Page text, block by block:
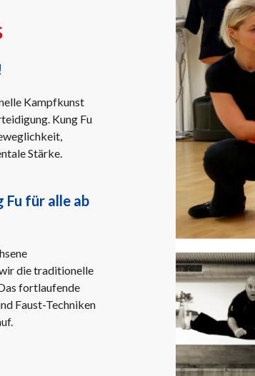
Kampfkunst
Kung Fu
Stärke.
Fu für alle ab
die traditionelle
fortlaufende
Faust-Techniken